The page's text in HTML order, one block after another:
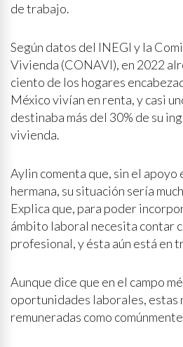
de trabajo.
Según datos del INEGI y la
Vivienda (CONAVI), en 2022
ciento de los hogares
México vivían en renta, y casi
destinaba más del 30% de su
vivienda.
Aylin comenta que, sin el apoyo
hermana, su situación sería
Explica que, para poder
ámbito laboral necesita contar
profesional, y ésta aún está en
Aunque dice que en el campo
oportunidades laborales, estas
remuneradas como